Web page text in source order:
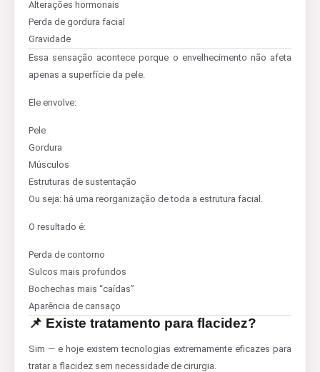
Alterações hormonais
Perda de gordura facial
Gravidade
Essa sensação acontece porque o envelhecimento não afeta
apenas a superfície da pele.
Ele envolve:
Pele
Gordura
Músculos
Estruturas de sustentação
Ou seja: há uma reorganização de toda a estrutura facial.
O resultado é:
Perda de contorno
Sulcos mais profundos
Bochechas mais “caídas”
Aparência de cansaço
📌 Existe tratamento para flacidez?
Sim — e hoje existem tecnologias extremamente eficazes para
tratar a flacidez sem necessidade de cirurgia.